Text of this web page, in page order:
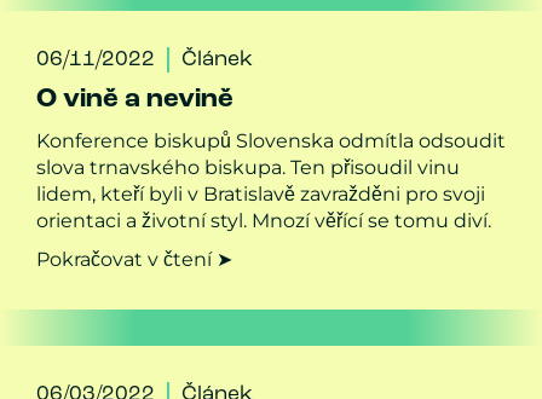
06/11/2022 Článek
O vině a nevině
Konference biskupů Slovenska odmítla odsoudit
slova trnavského biskupa. Ten přisoudil vinu
lidem, kteří byli v Bratislavě zavražděni pro svoji
orientaci a životní styl. Mnozí věřící se tomu diví.
Pokračovat v čtení ➤
06/03/2022 Článek